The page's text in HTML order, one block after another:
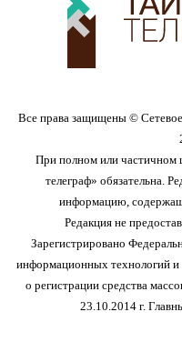
Все права защищены ©
При полном или частичном
телеграф» обязательна.
информацию,
Редакция не
Зарегистрировано
информационных технологий и
о регистрации средства
23.10.2014 г.